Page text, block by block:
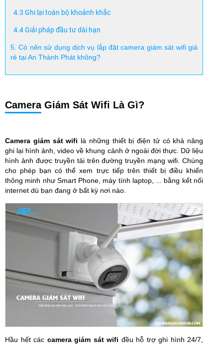
4.3 Ghi lại toàn bộ khoảnh khắc
4.4 Giải pháp đầu tư dài hạn
5. Có nên sử dụng dịch vụ lắp đặt camera giám sát wifi giá
rẻ tại An Thành Phát không?
CameraGiám Sát Wifi Là Gì?
Camera giám sát wifi là những thiết bị điện tử có khả năng
ghi lại hình ảnh, video về khung cảnh ở ngoài đời thực. Dữ liệu
hình ảnh được truyền tải trên đường truyền mạng wifi. Chúng
cho phép bạn có thể xem trực tiếp trên thiết bị điều khiển
thông minh như Smart Phone, máy tính laptop, ... bằng kết nối
internet dù bạn đang ở bất kỳ nơi nào.
Hầu hết các camera giám sát wifi đều hỗ trợ ghi hình 24/7,